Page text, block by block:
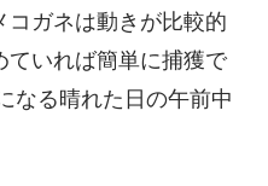
コガネは動きが比較的
ていれば簡単に捕獲で
なる晴れた日の午前中